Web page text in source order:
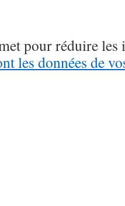
pour réduire les
les données de